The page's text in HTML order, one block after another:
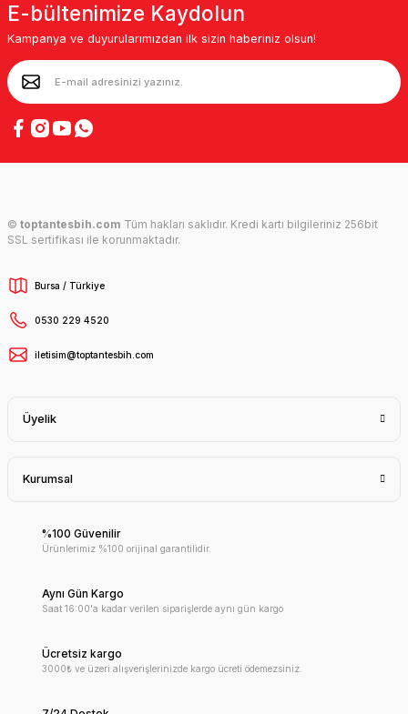
E-bültenimize Kaydolun
Kampanya ve duyurularımızdan ilk sizin haberiniz olsun!
© toptantesbih.com Tüm hakları saklıdır. Kredi kartı bilgileriniz 256bit
SSL sertifikası ile korunmaktadır.
Bursa / Türkiye
0530 229 4520
iletisim@toptantesbih.com
Üyelik
Kurumsal
%100 Güvenilir
Ürünlerimiz %100 orijinal garantilidir.
Aynı Gün Kargo
Saat 16:00'a kadar verilen siparişlerde aynı gün kargo
Ücretsiz kargo
3000₺ ve üzeri alışverişlerinizde kargo ücreti ödemezsiniz.